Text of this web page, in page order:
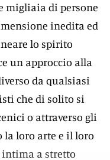
migliaia di persone
inedita ed
lo spirito
un approccio alla
da qualsiasi
che di solito si
o attraverso gli
loro arte e il loro
a stretto